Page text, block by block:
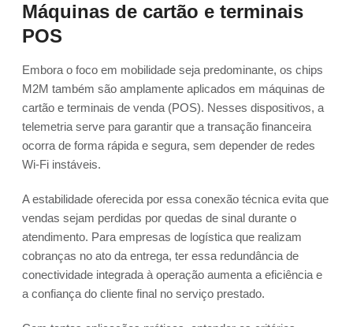
Máquinas de cartão e terminais
POS
Embora o foco em mobilidade seja predominante, os chips
M2M também são amplamente aplicados em máquinas de
cartão e terminais de venda (POS). Nesses dispositivos, a
telemetria serve para garantir que a transação financeira
ocorra de forma rápida e segura, sem depender de redes
Wi-Fi instáveis.
A estabilidade oferecida por essa conexão técnica evita que
vendas sejam perdidas por quedas de sinal durante o
atendimento. Para empresas de logística que realizam
cobranças no ato da entrega, ter essa redundância de
conectividade integrada à operação aumenta a eficiência e
a confiança do cliente final no serviço prestado.